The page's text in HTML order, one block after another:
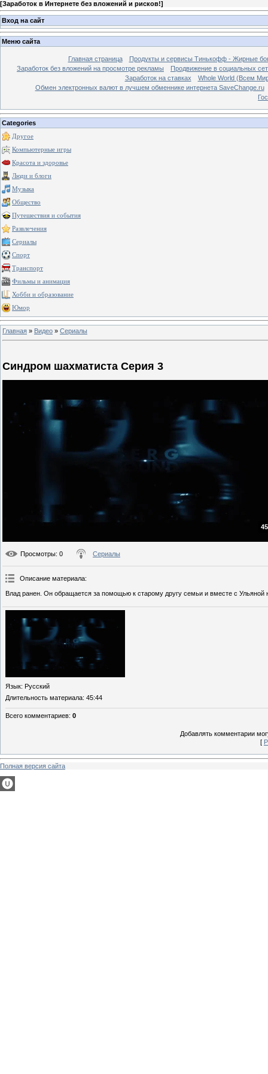
[Заработок в Интернете без вложений и рисков!]
Вход на сайт
Меню сайта
Главная страница
Продукты и сервисы Тинькофф - Жирные
Заработок без вложений на просмотре рекламы
Продвижение в социальных
Заработок на ставках
Whole World (Всем
Обмен электронных валют в лучшем обменнике интернета SaveChange.ru
Categories
Другое
Компьютерные игры
Красота и здоровье
Люди и блоги
Музыка
Общество
Путешествия и события
Развлечения
Сериалы
Спорт
Транспорт
Фильмы и анимация
Хобби и образование
Юмор
Главная » Видео » Сериалы
Синдром шахматиста Серия 3
Просмотры: 0 Сериалы
Описание материала:
Влад ранен. Он обращается за помощью к старому другу семьи и вместе с Ульяной
Язык: Русский
Длительность материала: 45:44
Всего комментариев: 0
Добавлять комментарии
[
Полная версия сайта